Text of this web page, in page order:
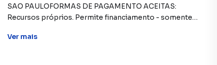
SAO PAULOFORMAS DE PAGAMENTO ACEITAS:
Recursos próprios. Permite financiamento - somente
proposta.REGRAS PARA PAGAMENTO DAS DESPESAS
Ver mais